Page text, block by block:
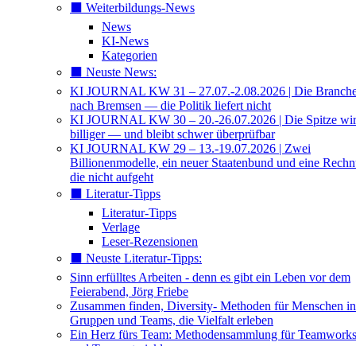
⬛️ Weiterbildungs-News
News
KI-News
Kategorien
⬛️ Neuste News:
KI JOURNAL KW 31 – 27.07.-2.08.2026 | Die
nach Bremsen — die Politik liefert nicht
KI JOURNAL KW 30 – 20.-26.07.2026 | Die Spitze
billiger — und bleibt schwer überprüfbar
KI JOURNAL KW 29 – 13.-19.07.2026 | Zwei
Billionenmodelle, ein neuer Staatenbund und eine
die nicht aufgeht
⬛️ Literatur-Tipps
Literatur-Tipps
Verlage
Leser-Rezensionen
⬛️ Neuste Literatur-Tipps:
Sinn erfülltes Arbeiten - denn es gibt ein Leben vor dem
Feierabend, Jörg Friebe
Zusammen finden, Diversity- Methoden für Menschen in
Gruppen und Teams, die Vielfalt erleben
Ein Herz fürs Team: Methodensammlung für